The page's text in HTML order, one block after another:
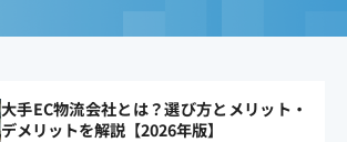
大手EC物流会社とは？選び方とメリット・
デメリットを解説【2026年版】